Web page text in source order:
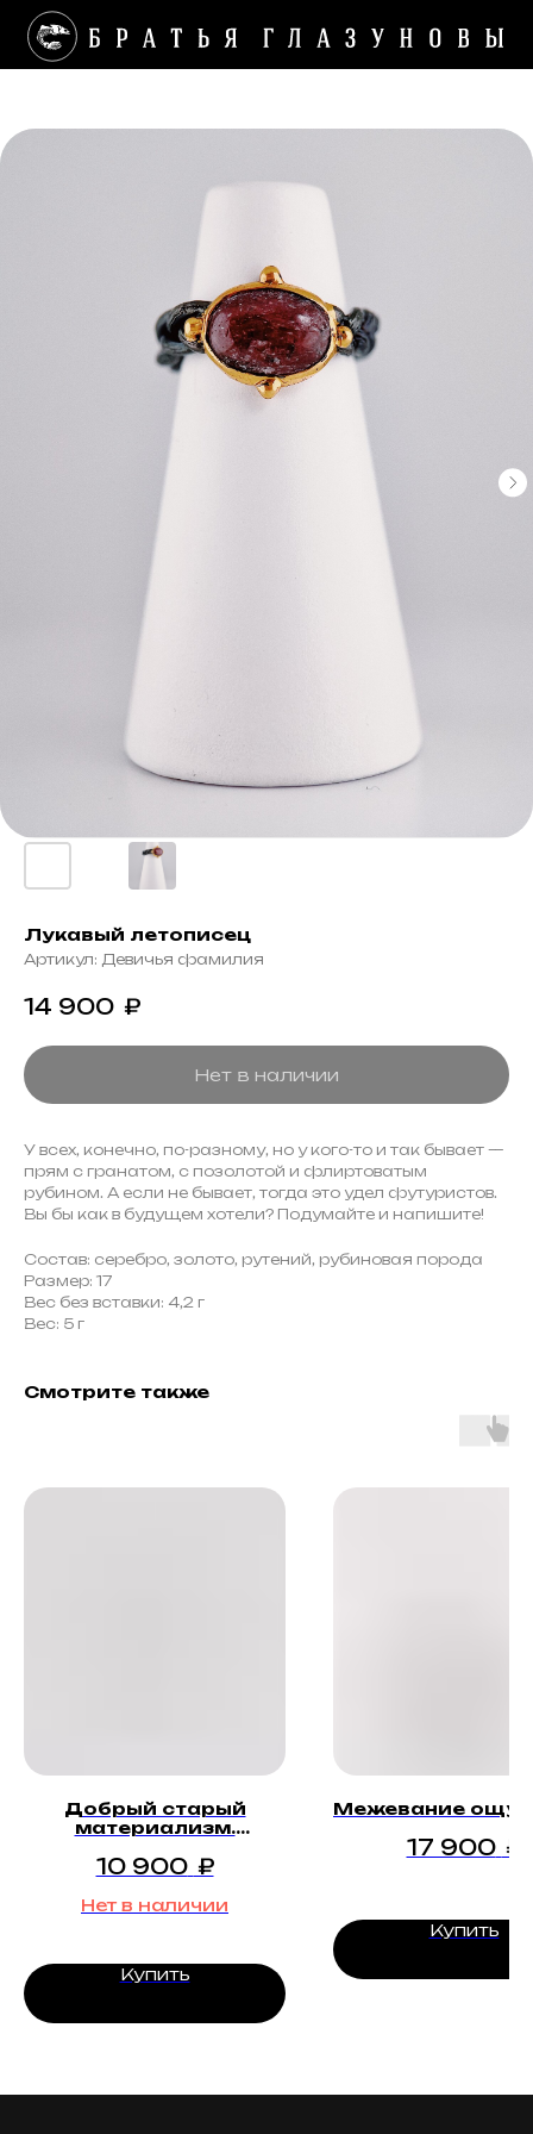
Лукавый летописец
Артикул: Девичья фамилия
14 900 ₽
Нет в наличии
У всех, конечно, по-разному, но у кого-то и так бывает —
прям с гранатом, с позолотой и флиртоватым
рубином. А если не бывает, тогда это удел футуристов.
Вы бы как в будущем хотели? Подумайте и напишите!
Состав: серебро, золото, рутений, рубиновая порода
Размер: 17
Вес без вставки: 4,2 г
Вес: 5 г
Смотрите также
Добрый старый
материализм.
10 900 ₽
Нет в наличии
Купить
Межевание
17 900 ₽
Купить